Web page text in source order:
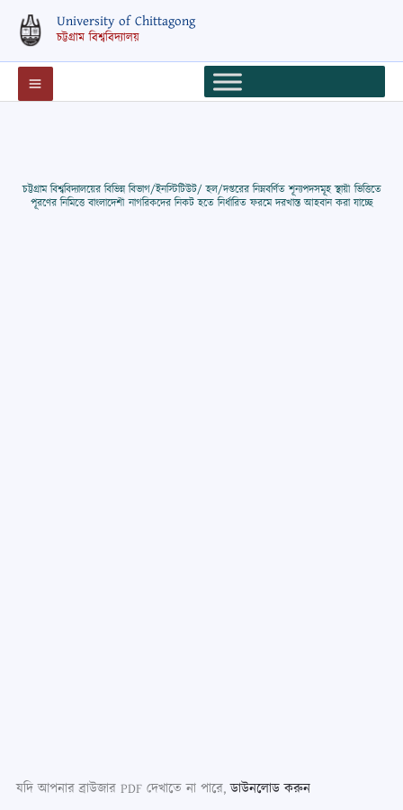
content
University of Chittagong
চট্টগ্রাম বিশ্ববিদ্যালয়
চট্টগ্রাম বিশ্ববিদ্যালয়ের বিভিন্ন বিভাগ/ইনস্টিটিউট/ হল/দপ্তরের নিম্নবর্ণিত শূন্যপদসমূহ স্থায়ী ভিত্তিতে
পূরণের নিমিত্তে বাংলাদেশী নাগরিকদের নিকট হতে নির্ধারিত ফরমে দরখাস্ত আহবান করা যাচ্ছে
যদি আপনার ব্রাউজার PDF দেখাতে না পারে,ডাউনলোড করুন